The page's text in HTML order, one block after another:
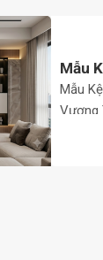
Mẫu
Mẫu
Vượng